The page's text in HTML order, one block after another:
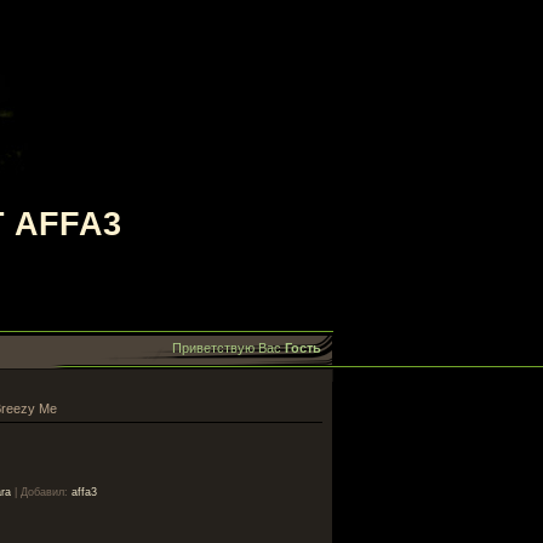
Приветствую ВасГость
Me
| Добавил: affa3